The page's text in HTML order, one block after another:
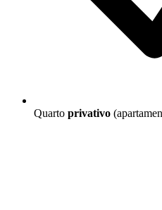
Quarto privativo